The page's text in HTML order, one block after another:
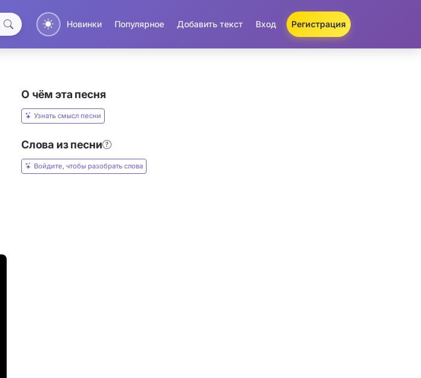
Новинки Популярное Добавить текст Вход Регистрация
О чём эта песня
Узнать смысл песни
Слова из песни
Войдите, чтобы разобрать слова